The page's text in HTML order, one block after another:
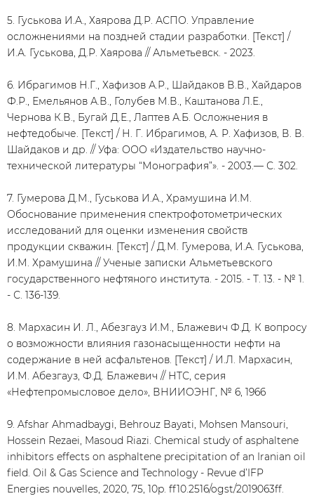
5. Гуськова И.А., Хаярова Д.Р. АСПО. Управление
осложнениями на поздней стадии разработки. [Текст] /
И.А. Гуськова, Д.Р. Хаярова // Альметьевск. - 2023.
6. Ибрагимов Н.Г., Хафизов А.Р., Шайдаков В.В., Хайдаров
Ф.Р., Емельянов А.В., Голубев М.В., Каштанова Л.Е.,
Чернова К.В., Бугай Д.Е., Лаптев А.Б. Осложнения в
нефтедобыче. [Текст] / Н. Г. Ибрагимов, А. Р. Хафизов, В. В.
Шайдаков и др. // Уфа: ООО «Издательство научно-
технической литературы “Монография”». - 2003.— С. 302.
7. Гумерова Д.М., Гуськова И.А., Храмушина И.М.
Обоснование применения спектрофотометрических
исследований для оценки изменения свойств
продукции скважин. [Текст] / Д.М. Гумерова, И.А. Гуськова,
И.М. Храмушина // Ученые записки Альметьевского
государственного нефтяного института. - 2015. - Т. 13. - № 1.
- С. 136-139.
8. Мархасин И. Л., Абезгауз И.М., Блажевич Ф.Д. К вопросу
о возможности влияния газонасыщенности нефти на
содержание в ней асфальтенов. [Текст] / И.Л. Мархасин,
И.М. Абезгауз, Ф.Д. Блажевич // НТС, серия
«Нефтепромысловое дело», ВНИИОЭНГ, № 6, 1966
9. Afshar Ahmadbaygi, Behrouz Bayati, Mohsen Mansouri,
Hossein Rezaei, Masoud Riazi. Chemical study of asphaltene
inhibitors effects on asphaltene precipitation of an Iranian oil
field. Oil & Gas Science and Technology - Revue d’IFP
Energies nouvelles, 2020, 75, 10p. ff10.2516/ogst/2019063ff.